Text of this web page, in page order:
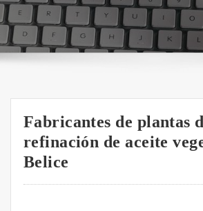
Fabricantes de plantas
refinación de aceite
Belice